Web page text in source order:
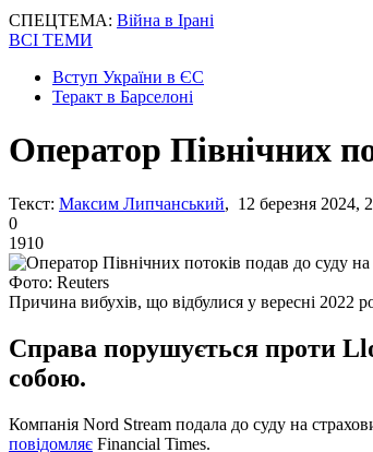
СПЕЦТЕМА: Війна в Ірані
ВСІ ТЕМИ
Вступ України в ЄС
Теракт в Барселоні
Оператор Північних
Текст: Максим Липчанський, 12 березня 2024,
0
1910
Фото: Reuters
Причина вибухів, що відбулися у вересні 2022
Справа порушується проти
собою.
Компанія Nord Stream подала до суду на
повідомляє Financial Times.